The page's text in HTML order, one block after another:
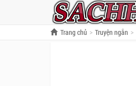
Trang chủ Truyện ngắn